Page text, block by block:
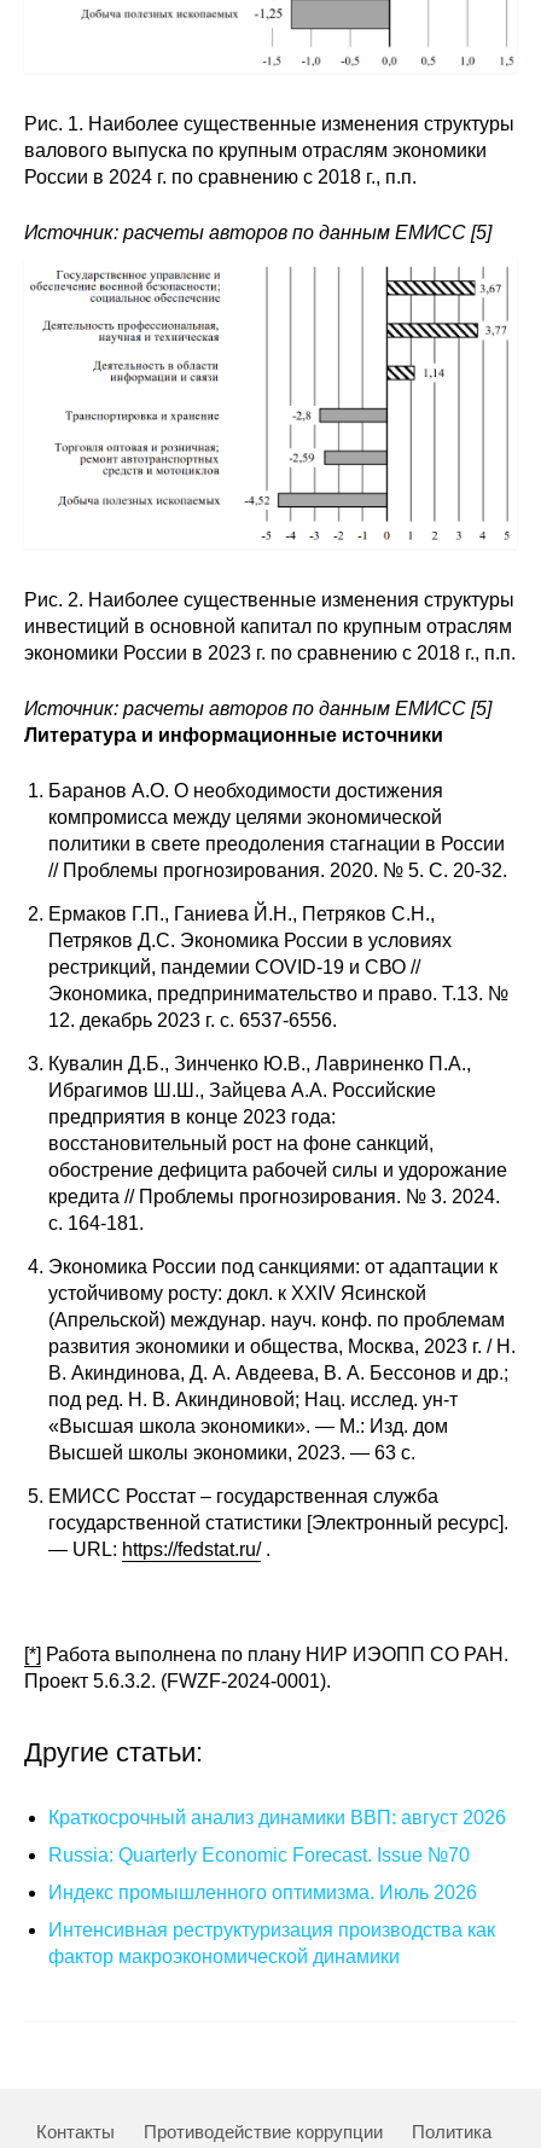
Рис. 1. Наиболее существенные изменения структуры
валового выпуска по крупным отраслям экономики
России в 2024 г. по сравнению с 2018 г., п.п.
Источник: расчеты авторов по данным ЕМИСС [5]
Рис. 2. Наиболее существенные изменения структуры
инвестиций в основной капитал по крупным отраслям
экономики России в 2023 г. по сравнению с 2018 г., п.п.
Источник: расчеты авторов по данным ЕМИСС [5]
Литература и информационные источники
Баранов А.О. О необходимости достижения
компромисса между целями экономической
политики в свете преодоления стагнации в России
// Проблемы прогнозирования. 2020. № 5. С. 20-32.
Ермаков Г.П., Ганиева Й.Н., Петряков С.Н.,
Петряков Д.С. Экономика России в условиях
рестрикций, пандемии COVID-19 и СВО //
Экономика, предпринимательство и право. Т.13. №
12. декабрь 2023 г. с. 6537-6556.
Кувалин Д.Б., Зинченко Ю.В., Лавриненко П.А.,
Ибрагимов Ш.Ш., Зайцева А.А. Российские
предприятия в конце 2023 года:
восстановительный рост на фоне санкций,
обострение дефицита рабочей силы и удорожание
кредита // Проблемы прогнозирования. № 3. 2024.
с. 164-181.
Экономика России под санкциями: от адаптации к
устойчивому росту: докл. к XXIV Ясинской
(Апрельской) междунар. науч. конф. по проблемам
развития экономики и общества, Москва, 2023 г. / Н.
В. Акиндинова, Д. А. Авдеева, В. А. Бессонов и др.;
под ред. Н. В. Акиндиновой; Нац. исслед. ун-т
«Высшая школа экономики». — М.: Изд. дом
Высшей школы экономики, 2023. — 63 с.
ЕМИCС Росстат – государственная служба
государственной статистики [Электронный ресурс].
— URL: https://fedstat.ru/.
[*] Работа выполнена по плану НИР ИЭОПП СО РАН.
Проект 5.6.3.2. (FWZF-2024-0001).
Другие статьи:
Краткосрочный анализ динамики ВВП: август 2026
Russia: Quarterly Economic Forecast. Issue №70
Индекс промышленного оптимизма. Июль 2026
Интенсивная реструктуризация производства как
фактор макроэкономической динамики
Контакты Противодействие коррупции
Политика